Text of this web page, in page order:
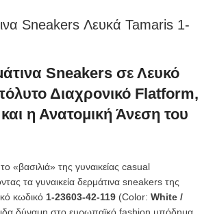
Sneakers Λευκά Tamaris 1-
Sneakers σε Λευκό
Διαχρονικό Flatform,
η Ανατομική Άνεση του
«βασιλιά» της γυναικείας casual
τα γυναικεία δερμάτινα sneakers της
κωδικό 1-23603-42-119 (Color: White /